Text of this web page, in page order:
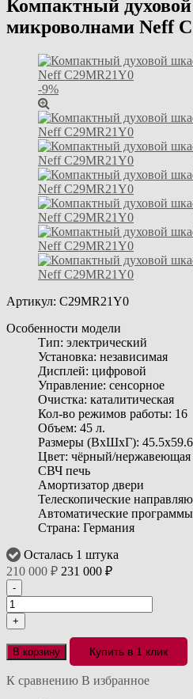
Компактный
микроволнами Neff
-9%
Артикул: C29MR21Y0
Особенности модели
Тип: электрический
Установка: независимая
Дисплей: цифровой
Управление: сенсорное
Очистка: каталитическая
Кол-во режимов работы: 16
Объем: 45 л.
Размеры (ВхШхГ):
Цвет: чёрный/нержавеющая
СВЧ печь
Амортизатор двери
Телескопические
Автоматические
Страна: Германия
Осталась 1 штука
210 000 ₽ 231 000 ₽
-
+
В корзину Купить в 1 клик
К сравнению В избранное